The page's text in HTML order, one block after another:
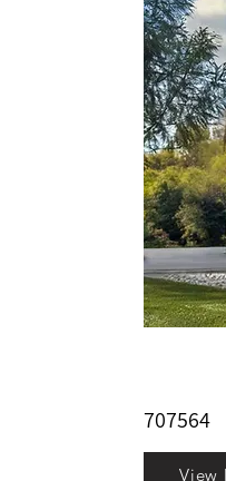
707564
View